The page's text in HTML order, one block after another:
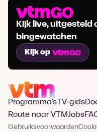
Kijk live, uitgesteld
bingewatchen
Kijk op
Programma's TV-gids
Route naar VTMJobs
Gebruiksvoorwaarden